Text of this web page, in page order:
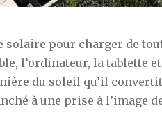
solaire pour charger de
l’ordinateur, la tablette
du soleil qu’il
à une prise à l’image